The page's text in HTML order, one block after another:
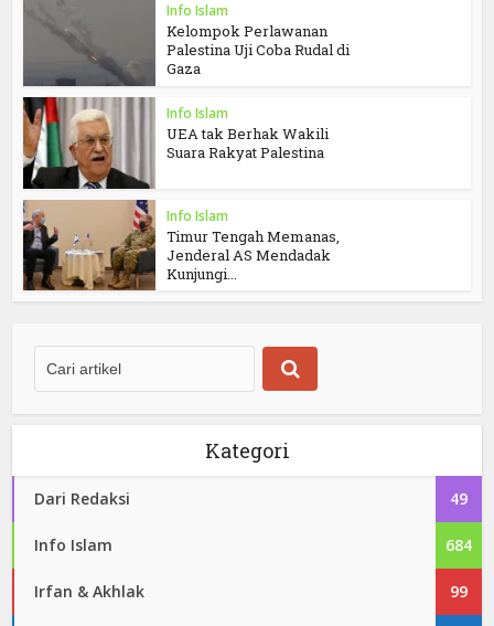
Info Islam
Kelompok Perlawanan
Palestina Uji Coba Rudal di
Gaza
Info Islam
UEA tak Berhak Wakili
Suara Rakyat Palestina
Info Islam
Timur Tengah Memanas,
Jenderal AS Mendadak
Kunjungi...
Kategori
Dari Redaksi 49
Info Islam 684
Irfan & Akhlak 99